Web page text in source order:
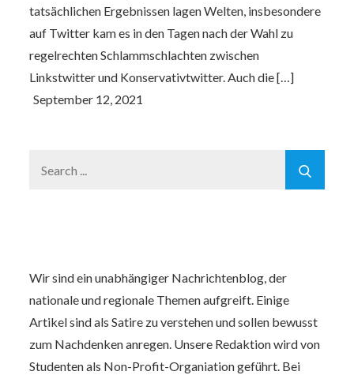
tatsächlichen Ergebnissen lagen Welten, insbesondere
auf Twitter kam es in den Tagen nach der Wahl zu
regelrechten Schlammschlachten zwischen
Linkstwitter und Konservativtwitter. Auch die […]
Wir sind ein unabhängiger Nachrichtenblog, der
nationale und regionale Themen aufgreift. Einige
Artikel sind als Satire zu verstehen und sollen bewusst
zum Nachdenken anregen. Unsere Redaktion wird von
Studenten als Non-Profit-Organiation geführt. Bei